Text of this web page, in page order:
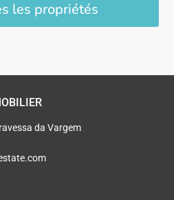
les propriétés
da Vargem